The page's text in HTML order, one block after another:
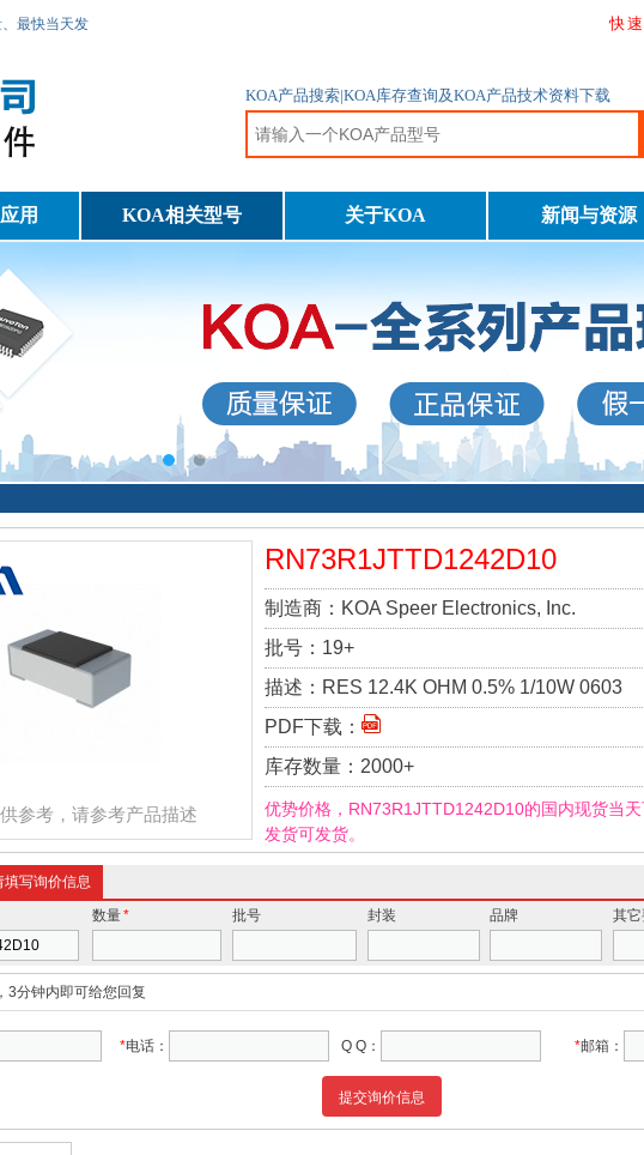
最快当天发 快
KOA产品搜索|KOA库存查询及KOA产品技术资料下载
用 KOA相关型号 关于KOA 新闻与资源
参考，请参考产品描述
RN73R1JTTD1242D10
制造商： KOA Speer Electronics, Inc.
批号： 19+
描述： RES 12.4K OHM 0.5% 1/10W 0603
PDF下载：
库存数量： 2000+
优势价格，RN73R1JTTD1242D10的国内现货当
发货可发货。
填写询价信息
数量* 批号 封装 品牌 其
3分钟内即可给您回复
*电话： Q Q： *邮箱：
提交询价信息